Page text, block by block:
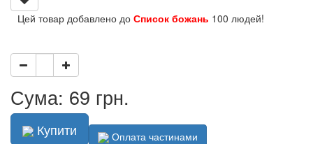
Цей товар добавлено до Список божань 100 людей!
Сума: 69 грн.
Купити Оплата частинами